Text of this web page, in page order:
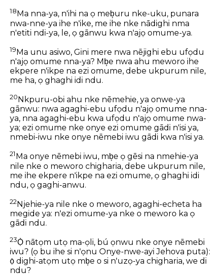
18 Ma nna-ya, n'ihi na ọ meb͕uru nke-uku, punara
nwa-nne-ya ihe n'ike, me ihe nke nādighi nma
n'etiti ndi-ya, le, ọ gānwu kwa n'ajọ omume-ya.
19Ma unu asiwo, Gini mere nwa nējighi ebu ufọdu
n'ajọ omume nna-ya? Mb͕e nwa ahu meworo ihe
ekpere n'ikpe na ezi omume, debe ukpurum nile,
me ha, ọ ghaghi idi ndu.
20 Nkpuru-obi ahu nke nēmehie, ya onwe-ya
gānwu: nwa agaghi-ebu ufọdu n'ajọ omume nna-
ya, nna agaghi-ebu kwa ufọdu n'ajọ omume nwa-
ya; ezi omume nke onye ezi omume gādi n'isi ya,
nmebi-iwu nke onye nēmebi iwu gādi kwa n'isi ya.
21 Ma onye nēmebi iwu, mb͕e ọ gēsi na nmehie-ya
nile nke o meworo chigharia, debe ukpurum nile,
me ihe ekpere n'ikpe na ezi omume, ọ ghaghi idi
ndu, ọ gaghi-anwu.
22Njehie-ya nile nke o meworo, agaghi-echeta ha
megide ya: n'ezi omume-ya nke o meworo ka ọ
gādi ndu.
23Ọ̀ nātọm utọ ma-ọli, bú ọnwu nke onye nēmebi
iwu? (ọ bu ihe si n'ọnu Onye-nwe-ayi Jehova puta):
ọ̀ dighi-atọm utọ mb͕e o si n'uzọ-ya chigharia, we di
ndu?